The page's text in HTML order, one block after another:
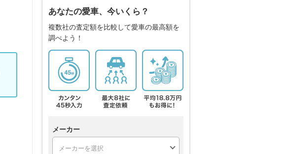
あなたの愛車、今いくら？
複数社の査定額を比較して愛車の最高額を
調べよう！
メーカー